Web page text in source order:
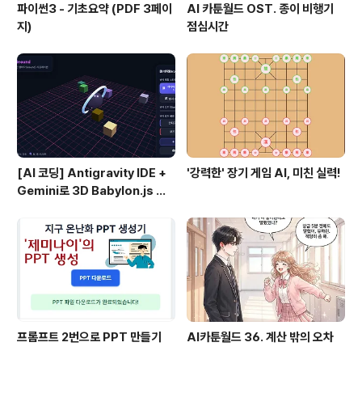
파이썬3 - 기초요약 (PDF 3페이
지)
AI 카툰월드 OST. 종이 비행기
점심시간
[AI 코딩] Antigravity IDE +
Gemini로 3D Babylon.js 개
'강력한' 장기 게임 AI, 미친 실력!
프롬프트 2번으로 PPT 만들기 AI카툰월드 36. 계산 밖의 오차